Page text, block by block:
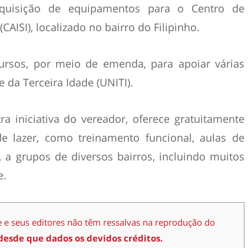
de equipamentos para o Centro de
localizado no bairro do Filipinho.
por meio de emenda, para apoiar várias
Terceira Idade (UNITI).
iniciativa do vereador, oferece gratuitamente
lazer, como treinamento funcional, aulas de
a grupos de diversos bairros, incluindo muitos
seus editores não têm ressalvas na reprodução do
que dados os devidos créditos.